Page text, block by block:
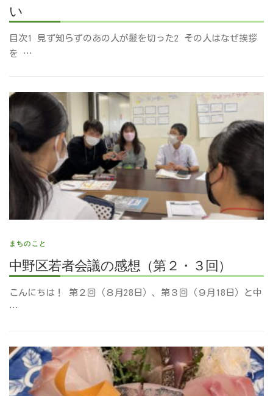
い
目次1 見ず知らずのあの人が髪を切った2 その人はなぜ挨拶
を …
まちのこと
中野区若者会議の感想（第２・３回）
こんにちは！ 第２回（８月28日）、第３回（９月18日）と中
…